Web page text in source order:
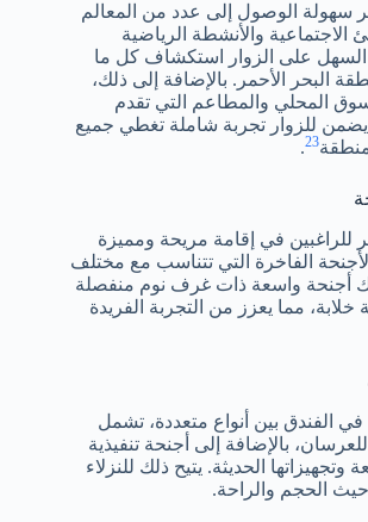
سهولة الوصول إلى عدد من المعالم
الاجتماعية والأنشطة الرياضية
السهل على الزوار استكشاف كل ما
البحر الأحمر. بالإضافة إلى ذلك،
المحلي والمطاعم التي تقدم
يضمن للزوار تجربة شاملة تغطي جميع
23
.
للراغبين في إقامة مريحة ومميزة
الفاخرة التي تتناسب مع مختلف
أجنحة واسعة ذات غرف نوم منفصلة
مما يعزز من التجربة الفريدة
في الفندق بين أنواع متعددة، تشمل
بالإضافة إلى أجنحة تنفيذية
وتجهيزاتها الحديثة. يتيح ذلك للنزلاء
حيث الحجم والراحة.